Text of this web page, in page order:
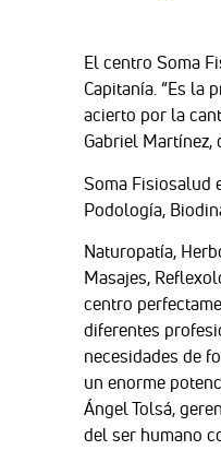
El centro Soma
Capitanía. “Es la
acierto por la
Gabriel Martínez,
Soma Fisiosalud
Podología,
Naturopatía,
Masajes,
centro
diferentes
necesidades de
un enorme
Ángel Tolsá,
del ser humano